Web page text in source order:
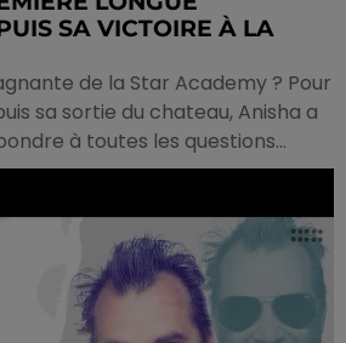
SA VICTOIRE À LA
de la Star Academy ? Pour
sa sortie du chateau, Anisha a
à toutes les questions...